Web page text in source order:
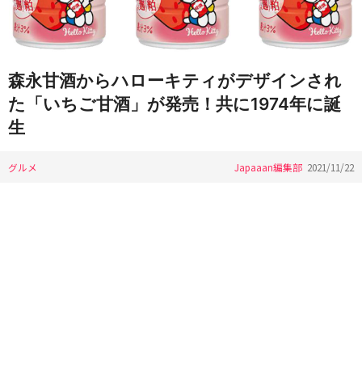
森永甘酒からハローキティがデザインされ
た「いちご甘酒」が発売！共に1974年に誕
生
グルメ Japaaan編集部 2021/11/22